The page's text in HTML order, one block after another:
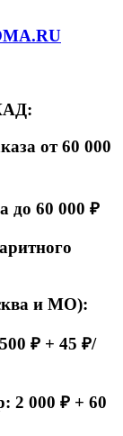
от 60 000
до 60 000 ₽
и МО):
₽ + 45 ₽/
2 000 ₽ + 60